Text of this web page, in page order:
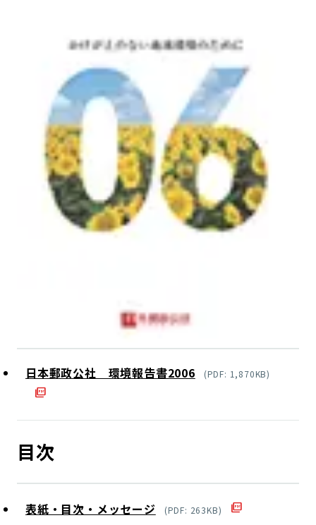
日本郵政公社 環境報告書2006 (PDF: 1,870KB)
目次
表紙・目次・メッセージ (PDF: 263KB)